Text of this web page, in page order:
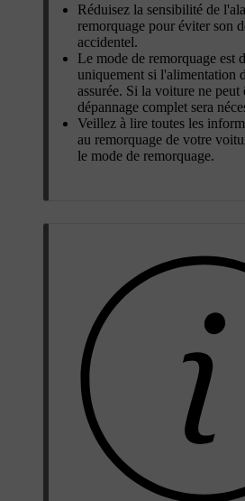
Réduisez la sensibilité de
remorquage pour éviter son
accidentel.
Le mode de remorquage est
uniquement si l'alimentation
assurée. Si la voiture ne peut
dépannage complet sera
Veillez à lire toutes les
au remorquage de votre
le mode de remorquage.